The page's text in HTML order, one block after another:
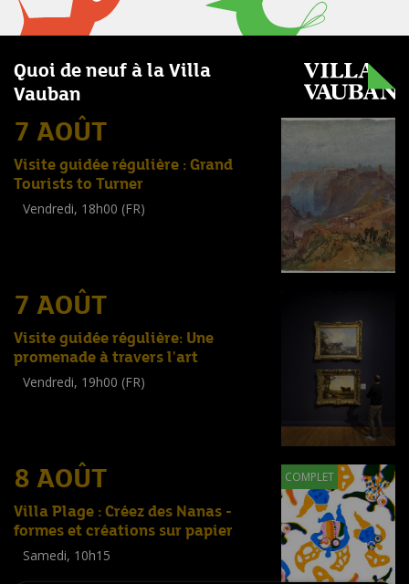
Quoi de neuf à la Villa
Vauban
7 AOÛT
Visite guidée régulière : Grand
Tourists to Turner
Vendredi, 18h00 (FR)
7 AOÛT
Visite guidée régulière: Une
promenade à travers l'art
Vendredi, 19h00 (FR)
8 AOÛT COMPLET
Villa Plage : Créez des Nanas -
formes et créations sur papier
Samedi, 10h15